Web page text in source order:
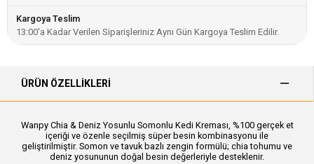
Kargoya Teslim
13:00'a Kadar Verilen Siparişleriniz Aynı Gün Kargoya Teslim Edilir.
ÜRÜN ÖZELLIKLERI
Wanpy Chia & Deniz Yosunlu Somonlu Kedi Kreması, %100 gerçek et
içeriği ve özenle seçilmiş süper besin kombinasyonu ile
geliştirilmiştir. Somon ve tavuk bazlı zengin formülü; chia tohumu ve
deniz yosununun doğal besin değerleriyle desteklenir.